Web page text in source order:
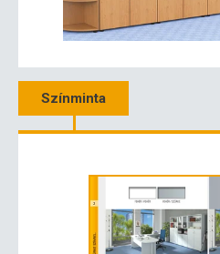
Színminta